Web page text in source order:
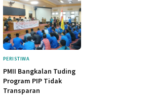
PERISTIWA
PMII Bangkalan Tuding
Program PIP Tidak
Transparan